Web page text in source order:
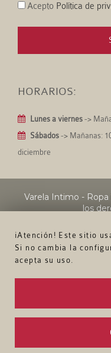
¡Atención! Este sitio
Si no cambia la
acepta su uso.
Acepto Política de
HORARIOS:
Lunes a viernes ->
Sábados -> Mañanas:
diciembre
Varela Intimo -
los